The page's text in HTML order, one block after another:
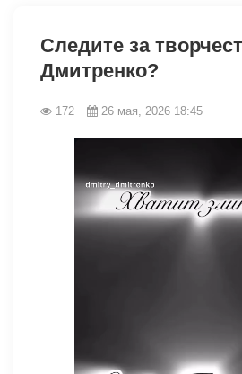
Следите за
Дмитренко?
172 26 мая, 2026 18:45